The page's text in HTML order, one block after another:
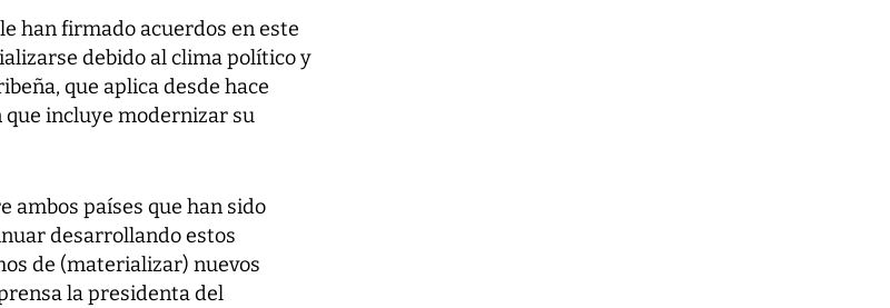
han firmado acuerdos en este
debido al clima político y
que aplica desde hace
incluye modernizar su
ambos países que han sido
desarrollando estos
de (materializar) nuevos
la presidenta del